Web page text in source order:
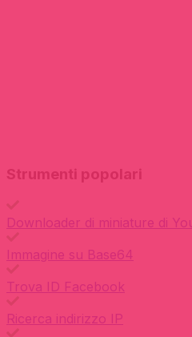
Strumenti popolari
Downloader di miniature di
Immagine su Base64
Trova ID Facebook
Ricerca indirizzo IP